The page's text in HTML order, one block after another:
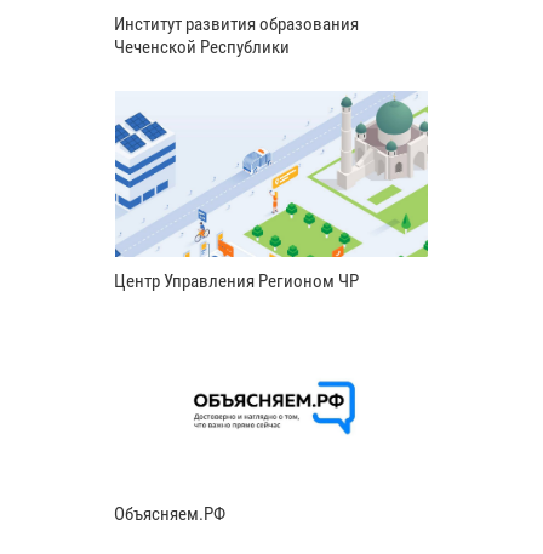
Институт развития образования
Чеченской Республики
Центр Управления Регионом ЧР
Объясняем.РФ